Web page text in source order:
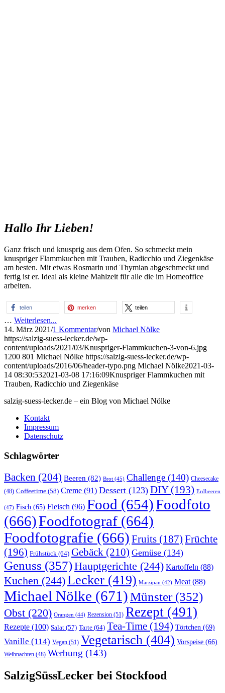
Hallo Ihr Lieben!
Ganz frisch und knusprig aus dem Ofen. So schmeckt mein
knuspriger Flammkuchen mit Trauben, Radicchio und Ziegenkäse
am besten. Mit etwas Rosmarin und Thymian abgeschmeckt und
fertig ist er. Ideal als kleine Mahlzeit für alle die im Homeoffice
arbeiten.
teilen merken teilen
… Weiterlesen...
14. März 2021/1 Kommentar/von Michael Nölke
https://salzig-suess-lecker.de/wp-
content/uploads/2021/03/Knuspriger-Flammkuchen-3-von-6.jpg
1200 801 Michael Nölke https://salzig-suess-lecker.de/wp-
content/uploads/2016/06/header-typo.png Michael Nölke2021-03-
14 08:30:532021-03-08 17:16:09Knuspriger Flammkuchen mit
Trauben, Radicchio und Ziegenkäse
salzig-suess-lecker.de – ein Blog von Michael Nölke
Kontakt
Impressum
Datenschutz
Schlagwörter
Backen (204) Beeren (82) Brot (45) Challenge (140) Cheesecake
(48) Coffeetime (58) Creme (91) Dessert (123) DIY(193) Erdbeeren
(47) Fisch (65) Fleisch (96) Food (654)Foodfoto
(666)Foodfotograf (664)
Foodfotografie (666) Fruits (187) Früchte
(196) Frühstück (64) Gebäck (210) Gemüse (134)
Genuss (357)Hauptgerichte (244) Kartoffeln (88)
Kuchen (244)Lecker (419) Marzipan (42) Meat (88)
Michael Nölke (671)Münster(352)
Obst (220) Orangen (44) Rezension (51) Rezept (491)
Rezepte (100) Salat (57) Tarte (64) Tea-Time (194) Törtchen (69)
Vanille (114) Vegan (51) Vegetarisch (404) Vorspeise (66)
Weihnachten (48) Werbung (143)
SalzigSüssLecker bei Stockfood